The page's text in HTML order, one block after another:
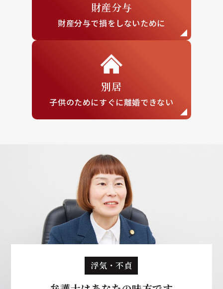
財産分与
財産分与で損を しないために
別居
子供のためにすぐに離婚できない
浮気・不貞